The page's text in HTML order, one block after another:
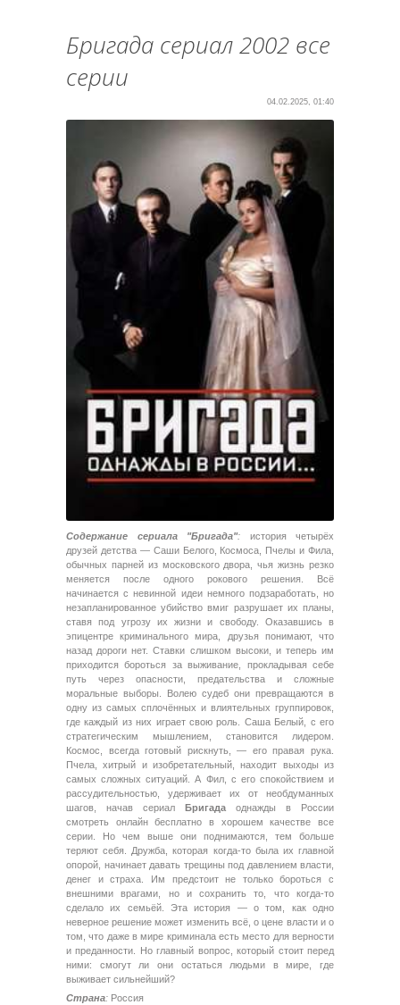
Бригада сериал 2002 все
серии
04.02.2025, 01:40
Содержание сериала "Бригада": история четырёх
друзей детства — Саши Белого, Космоса, Пчелы и Фила,
обычных парней из московского двора, чья жизнь резко
меняется после одного рокового решения. Всё
начинается с невинной идеи немного подзаработать, но
незапланированное убийство вмиг разрушает их планы,
ставя под угрозу их жизни и свободу. Оказавшись в
эпицентре криминального мира, друзья понимают, что
назад дороги нет. Ставки слишком высоки, и теперь им
приходится бороться за выживание, прокладывая себе
путь через опасности, предательства и сложные
моральные выборы. Волею судеб они превращаются в
одну из самых сплочённых и влиятельных группировок,
где каждый из них играет свою роль. Саша Белый, с его
стратегическим мышлением, становится лидером.
Космос, всегда готовый рискнуть, — его правая рука.
Пчела, хитрый и изобретательный, находит выходы из
самых сложных ситуаций. А Фил, с его спокойствием и
рассудительностью, удерживает их от необдуманных
шагов, начав сериал
Бригада однажды в России
смотреть онлайн бесплатно в хорошем качестве все
серии. Но чем выше они поднимаются, тем больше
теряют себя. Дружба, которая когда-то была их главной
опорой, начинает давать трещины под давлением власти,
денег и страха. Им предстоит не только бороться с
внешними врагами, но и сохранить то, что когда-то
сделало их семьёй. Эта история — о том, как одно
неверное решение может изменить всё, о цене власти и о
том, что даже в мире криминала есть место для верности
и преданности. Но главный вопрос, который стоит перед
ними: смогут ли они остаться людьми в мире, где
выживает сильнейший?
Страна: Россия